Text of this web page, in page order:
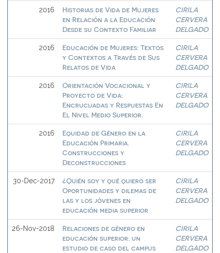
2016
Historias de Vida de Mujeres
en Relación a la Educación
Desde su Contexto Familiar
CIRILA
CERVERA
DELGADO
2016
Educación de Mujeres: Textos
y Contextos a Través de Sus
Relatos de Vida
CIRILA
CERVERA
DELGADO
2016
Orientación Vocacional y
Proyecto de Vida:
Encrucijadas y Respuestas En
El Nivel Medio Superior.
CIRILA
CERVERA
DELGADO
2016
Equidad de Género en la
Educación Primaria.
Construcciones y
Deconstrucciones
CIRILA
CERVERA
DELGADO
30-Dec-2017
¿Quién soy y qué quiero ser
Oportunidades y dilemas de
las y los jóvenes en
educación media superior
CIRILA
CERVERA
DELGADO
26-Nov-2018
Relaciones de género en
educación superior: un
estudio de caso del campus
CIRILA
CERVERA
DELGADO